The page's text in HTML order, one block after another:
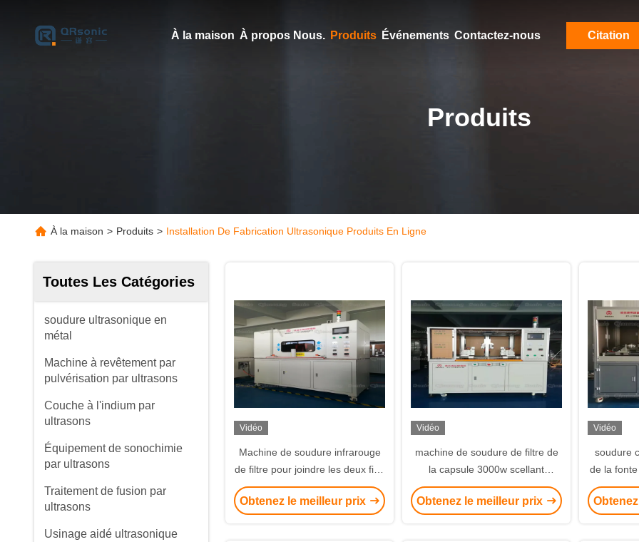
À la maison À propos Nous. Produits Événements Contactez-nous Citation
Produits
À la maison > Produits > Installation De Fabrication Ultrasonique Produits En Ligne
Toutes Les Catégories
soudure ultrasonique en
métal
Machine à revêtement par
pulvérisation par ultrasons
Couche à l'indium par
ultrasons
Équipement de sonochimie
par ultrasons
Traitement de fusion par
ultrasons
Usinage aidé ultrasonique
Vidéo
Machine de soudure infrarouge
de filtre pour joindre les deux fins
du cachetage efficace d'élément
filtrant
Obtenez le meilleur prix
Vidéo
machine de soudure de filtre de
la capsule 3000w scellant
effectivement le logement de
filtre de capsule
Obtenez le meilleur prix
Vidéo
soudure
de la fonte
en